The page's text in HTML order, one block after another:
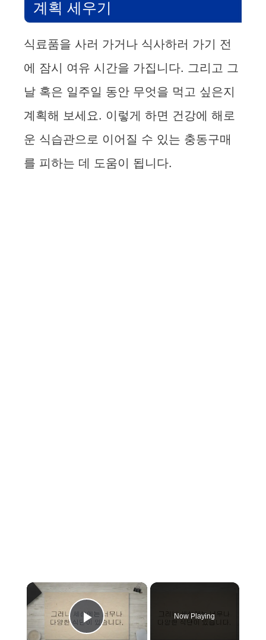
계획 세우기
식료품을 사러 가거나 식사하러 가기 전
에 잠시 여유 시간을 가집니다. 그리고 그
날 혹은 일주일 동안 무엇을 먹고 싶은지
계획해 보세요. 이렇게 하면 건강에 해로
운 식습관으로 이어질 수 있는 충동구매
를 피하는 데 도움이 됩니다.
×
Play Video
Now Playing